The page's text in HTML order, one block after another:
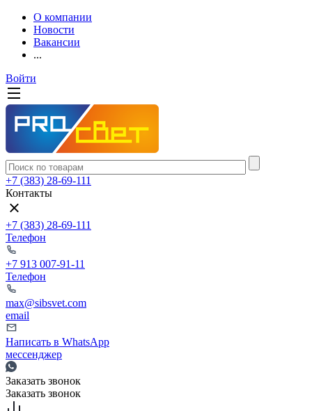
О компании
Новости
Вакансии
...
Войти
+7 (383) 28-69-111
Контакты
+7 (383) 28-69-111
Телефон
+7 913 007-91-11
Телефон
max@sibsvet.com
email
Написать в WhatsApp
мессенджер
Заказать звонок
Заказать звонок